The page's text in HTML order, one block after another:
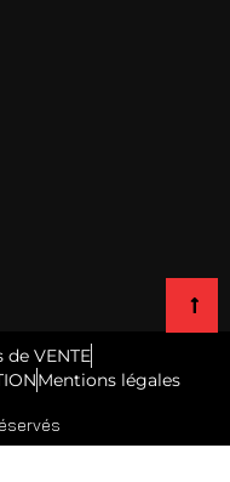
VENTE
Mentions légales